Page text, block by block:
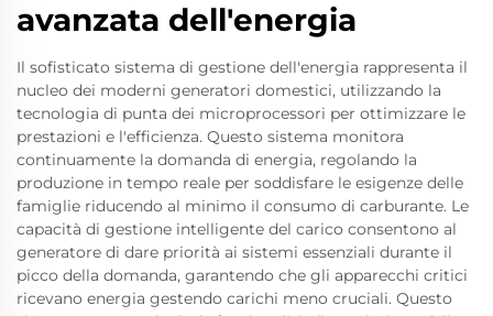
avanzata dell'energia
Il sofisticato sistema di gestione dell'energia rappresenta il
nucleo dei moderni generatori domestici, utilizzando la
tecnologia di punta dei microprocessori per ottimizzare le
prestazioni e l'efficienza. Questo sistema monitora
continuamente la domanda di energia, regolando la
produzione in tempo reale per soddisfare le esigenze delle
famiglie riducendo al minimo il consumo di carburante. Le
capacità di gestione intelligente del carico consentono al
generatore di dare priorità ai sistemi essenziali durante il
picco della domanda, garantendo che gli apparecchi critici
ricevano energia gestendo carichi meno cruciali. Questo